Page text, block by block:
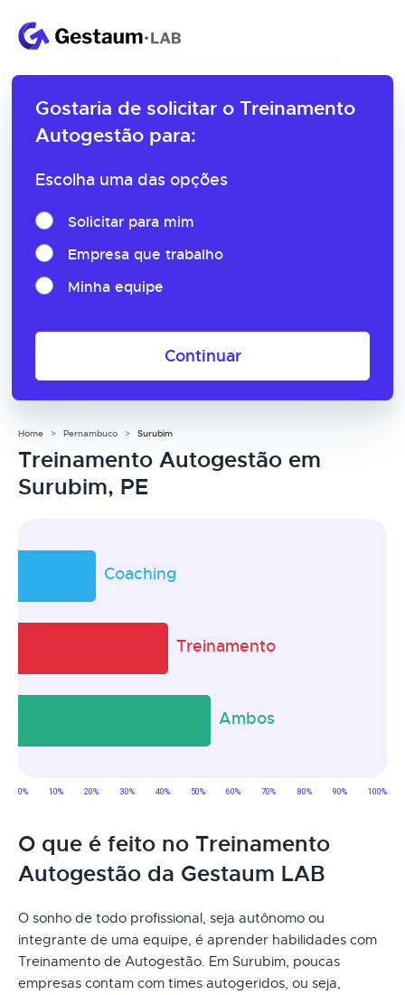
Gostaria de solicitar o Treinamento
Autogestão para:
Escolha uma das opções
Solicitar para mim
Empresa que trabalho
Minha equipe
Continuar
Home Pernambuco Surubim
Treinamento Autogestão em
Surubim, PE
O que é feito no Treinamento
Autogestão da Gestaum LAB
O sonho de todo profissional, seja autônomo ou
integrante de uma equipe, é aprender habilidades com
Treinamento de Autogestão. Em Surubim, poucas
empresas contam com times autogeridos, ou seja,